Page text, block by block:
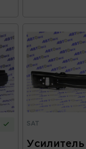
SAT